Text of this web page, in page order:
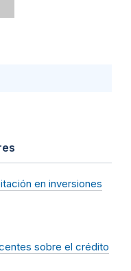
en inversiones
sobre el crédito